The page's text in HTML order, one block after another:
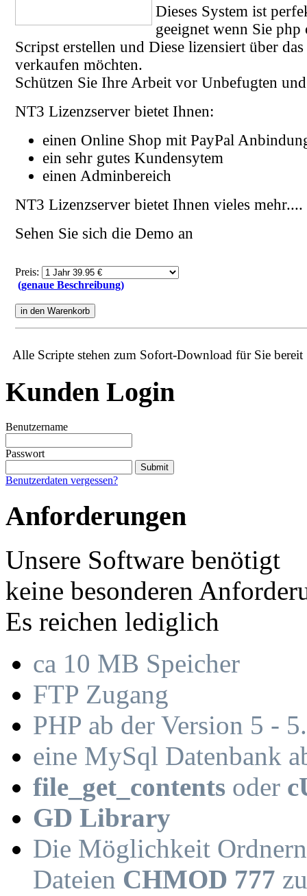
Dieses System ist
geeignet wenn Sie php
Scripst erstellen und Diese lizensiert über
verkaufen möchten.
Schützen Sie Ihre Arbeit vor Unbefugten
NT3 Lizenzserver bietet Ihnen:
einen Online Shop mit PayPal
ein sehr gutes Kundensytem
einen Adminbereich
NT3 Lizenzserver bietet Ihnen vieles mehr....
Sehen Sie sich die Demo an
Preis:
(genaue Beschreibung)
Alle Scripte stehen zum Sofort-Download für Sie bereit
Kunden Login
Benutzername
Passwort
Benutzerdaten vergessen?
Anforderungen
Unsere Software benötigt
keine besonderen
Es reichen lediglich
ca 10 MB Speicher
FTP Zugang
PHP ab der Version 5 -
eine MySql Datenbank
file_get_contents oder
GD Library
Die Möglichkeit
Dateien CHMOD 777